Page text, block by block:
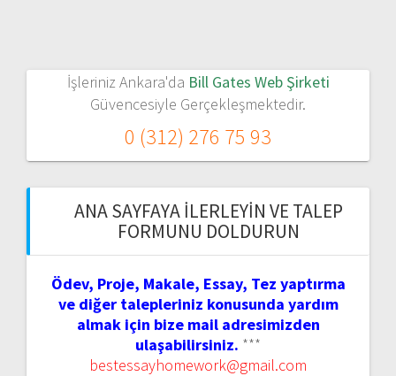
İşleriniz Ankara'da Bill Gates Web Şirketi
Güvencesiyle Gerçekleşmektedir.
0 (312) 276 75 93
ANA SAYFAYA İLERLEYIN VE TALEP
FORMUNU DOLDURUN
Ödev, Proje, Makale, Essay, Tez yaptırma
ve diğer talepleriniz konusunda yardım
almak için bize mail adresimizden
ulaşabilirsiniz. ***
bestessayhomework@gmail.com